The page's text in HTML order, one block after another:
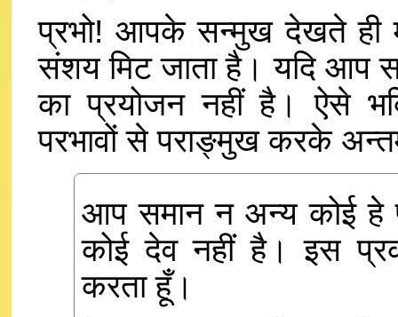
प्रभो! आपके सन्मुख देखते ही
संशय मिट जाता है। यदि आप
का प्रयोजन नहीं है। ऐसे
परभावों से पराङ्मुख करके
आप समान न अन्य कोई
कोई देव नहीं है। इस
करता हूँ।